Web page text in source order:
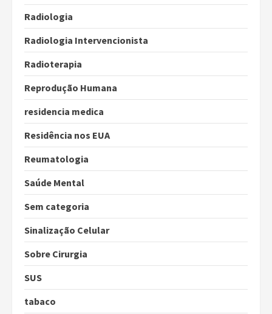
Radiologia
Radiologia Intervencionista
Radioterapia
Reprodução Humana
residencia medica
Residência nos EUA
Reumatologia
Saúde Mental
Sem categoria
Sinalização Celular
Sobre Cirurgia
SUS
tabaco